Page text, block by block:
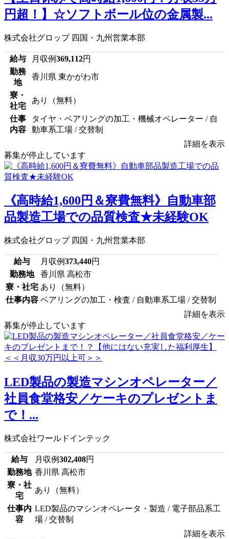
円超！】☆ソフトボール位の金属製...
株式会社グロップ 四国・九州営業本部
給与 月収例369,112円
勤務
地
香川県 東かがわ市
寮・
社宅
あり（無料）
仕事
内容
タイヤ・ベアリングの加工・機械オペレーター / 自
動車系工場 / 交替制
詳細を表示
募集が停止しています
《高時給1,600円＆寮費無料》自動車部
品製造工場での品質検査★未経験OK
株式会社グロップ 四国・九州営業本部
給与 月収例373,440円
勤務地
香川県 高松市
寮・社宅 あり（無料）
仕事内容 ベアリングの加工・検査 / 自動車系工場 / 交替制
詳細を表示
募集が停止しています
LED製品の製造マシンオペレーター／
社員食堂格安／ケーキのプレゼントま
で！...
株式会社ワールドインテック
給与 月収例302,408円
勤務地 香川県 高松市
寮・社
宅
あり（無料）
仕事内
容
LED製品のマシンオペレータ・製造 / 電子部品系工
場 / 交替制
詳細を表示